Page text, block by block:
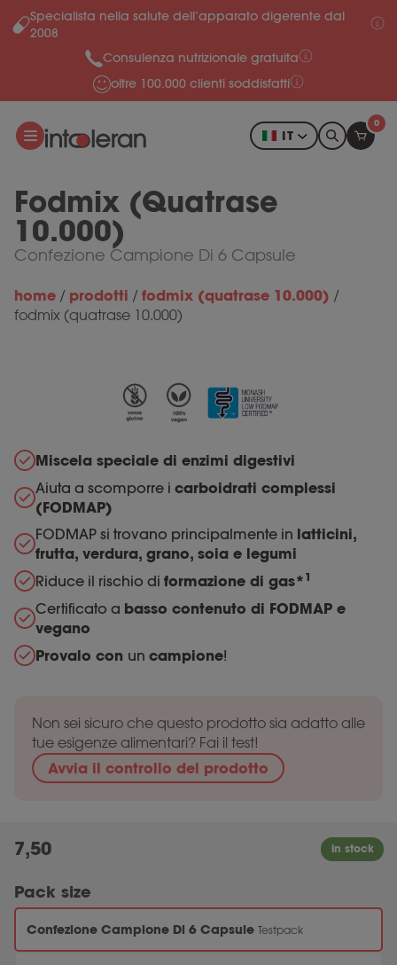
Salta al contenuto
Specialista nella salute dell’apparato digerente dal
2008
Consulenza nutrizionale gratuita
oltre 100.000 clienti soddisfatti
IT
0
Fodmix (Quatrase
10.000)
Confezione Campione Di 6 Capsule
home / prodotti / fodmix (quatrase 10.000) /
fodmix (quatrase 10.000)
Miscela speciale di enzimi digestivi
Aiuta a scomporre i carboidrati complessi
(FODMAP)
FODMAP si trovano principalmente in latticini,
frutta, verdura, grano, soia e legumi
Riduce il rischio di formazione di gas* 1
Certificato a basso contenuto di FODMAP e
vegano
Provalo con un campione!
Non sei sicuro che questo prodotto sia adatto alle
tue esigenze alimentari? Fai il test!
Avvia il controllo del prodotto
Pack size
Confezione Campione Di 6 Capsule Testpack
7,50